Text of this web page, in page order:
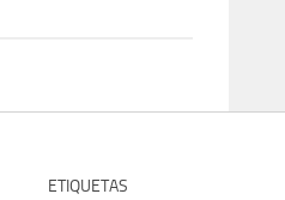
ETIQUETAS